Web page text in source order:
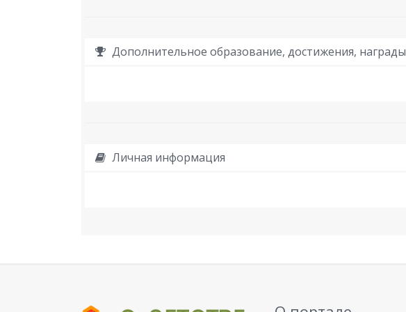
Дополнительное образование, достижения, награды
Личная информация